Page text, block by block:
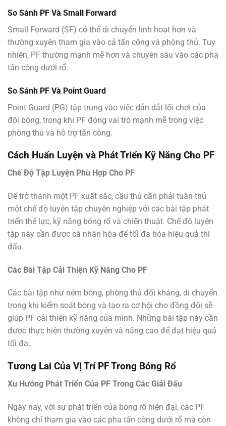
So Sánh PF Và Small Forward
Small Forward (SF) có thể di chuyển linh hoạt hơn và
thường xuyên tham gia vào cả tấn công và phòng thủ. Tuy
nhiên, PF thường mạnh mẽ hơn và chuyên sâu vào các pha
tấn công dưới rổ.
So Sánh PF Và Point Guard
Point Guard (PG) tập trung vào việc dẫn dắt lối chơi của
đội bóng, trong khi PF đóng vai trò mạnh mẽ trong việc
phòng thủ và hỗ trợ tấn công.
Cách Huấn Luyện và Phát Triển Kỹ Năng Cho PF
Chế Độ Tập Luyện Phù Hợp Cho PF
Để trở thành một PF xuất sắc, cầu thủ cần phải tuân thủ
một chế độ luyện tập chuyên nghiệp với các bài tập phát
triển thể lực, kỹ năng bóng rổ và chiến thuật. Chế độ luyện
tập này cần được cá nhân hóa để tối đa hóa hiệu quả thi
đấu.
Các Bài Tập Cải Thiện Kỹ Năng Cho PF
Các bài tập như ném bóng, phòng thủ đối kháng, di chuyển
trong khi kiểm soát bóng và tạo ra cơ hội cho đồng đội sẽ
giúp PF cải thiện kỹ năng của mình. Những bài tập này cần
được thực hiện thường xuyên và nâng cao để đạt hiệu quả
tối đa.
Tương Lai Của Vị Trí PF Trong Bóng Rổ
Xu Hướng Phát Triển Của PF Trong Các Giải Đấu
Ngày nay, với sự phát triển của bóng rổ hiện đại, các PF
không chỉ tham gia vào các pha tấn công dưới rổ mà còn